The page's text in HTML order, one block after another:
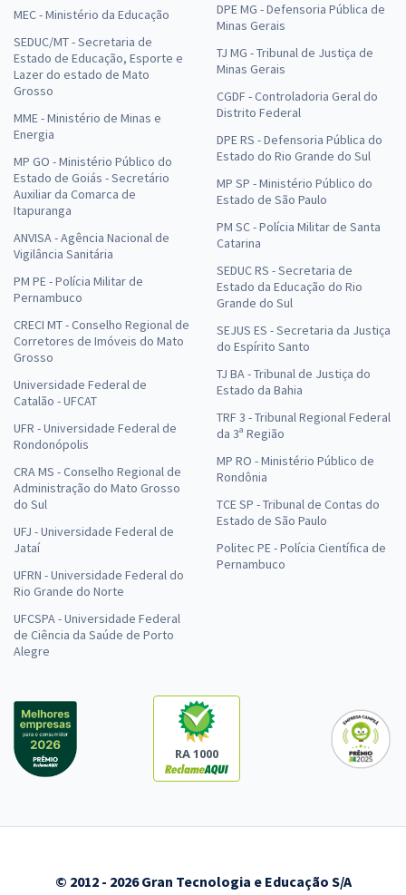
MEC - Ministério da Educação
SEDUC/MT - Secretaria de
Estado de Educação, Esporte e
Lazer do estado de Mato
Grosso
MME - Ministério de Minas e
Energia
MP GO - Ministério Público do
Estado de Goiás - Secretário
Auxiliar da Comarca de
Itapuranga
ANVISA - Agência Nacional de
Vigilância Sanitária
PM PE - Polícia Militar de
Pernambuco
CRECI MT - Conselho Regional de
Corretores de Imóveis do Mato
Grosso
Universidade Federal de
Catalão - UFCAT
UFR - Universidade Federal de
Rondonópolis
CRA MS - Conselho Regional de
Administração do Mato Grosso
do Sul
UFJ - Universidade Federal de
Jataí
UFRN - Universidade Federal do
Rio Grande do Norte
UFCSPA - Universidade Federal
de Ciência da Saúde de Porto
Alegre
DPE MG - Defensoria Pública de
Minas Gerais
TJ MG - Tribunal de Justiça de
Minas Gerais
CGDF - Controladoria Geral do
Distrito Federal
DPE RS - Defensoria Pública do
Estado do Rio Grande do Sul
MP SP - Ministério Público do
Estado de São Paulo
PM SC - Polícia Militar de Santa
Catarina
SEDUC RS - Secretaria de
Estado da Educação do Rio
Grande do Sul
SEJUS ES - Secretaria da Justiça
do Espírito Santo
TJ BA - Tribunal de Justiça do
Estado da Bahia
TRF 3 - Tribunal Regional Federal
da 3ª Região
MP RO - Ministério Público de
Rondônia
TCE SP - Tribunal de Contas do
Estado de São Paulo
Politec PE - Polícia Científica de
Pernambuco
RA 1000
© 2012 - 2026 Gran Tecnologia e Educação S/A